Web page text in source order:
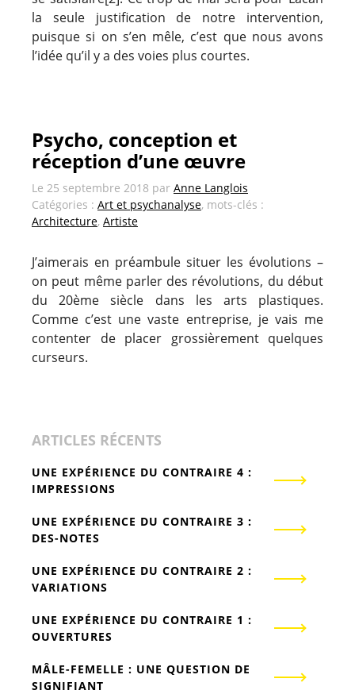
la seule justification de notre intervention,
puisque si on s’en mêle, c’est que nous avons
l’idée qu’il y a des voies plus courtes.
Psycho, conception et
réception d’une œuvre
Le 25 septembre 2018 par Anne Langlois
Catégories : Art et psychanalyse, mots-clés :
Architecture, Artiste
J’aimerais en préambule situer les évolutions –
on peut même parler des révolutions, du début
du 20ème siècle dans les arts plastiques.
Comme c’est une vaste entreprise, je vais me
contenter de placer grossièrement quelques
curseurs.
ARTICLES RÉCENTS
UNE EXPÉRIENCE DU CONTRAIRE 4 :
IMPRESSIONS
UNE EXPÉRIENCE DU CONTRAIRE 3 :
DES-NOTES
UNE EXPÉRIENCE DU CONTRAIRE 2 :
VARIATIONS
UNE EXPÉRIENCE DU CONTRAIRE 1 :
OUVERTURES
MÂLE-FEMELLE : UNE QUESTION DE
SIGNIFIANT